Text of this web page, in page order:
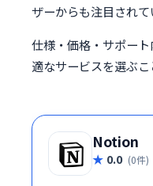
ザーからも注目されて
仕様・価格・サポー
適なサービスを選ぶこ
Notion
0.0 (0件)